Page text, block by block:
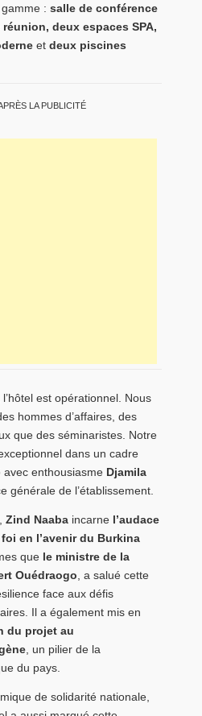
: salle de conférence
deux espaces SPA,
et deux piscines
LA PUBLICITÉ
l’hôtel est opérationnel. Nous
hommes d’affaires, des
que des séminaristes. Notre
dans un cadre
enthousiasme Djamila
générale de l’établissement.
Zind Naaba incarne l’audace
en l’avenir du Burkina
que le ministre de la
Ouédraogo , a salué cette
face aux défis
Il a également mis en
du projet au
, un pilier de la
du pays.
de solidarité nationale,